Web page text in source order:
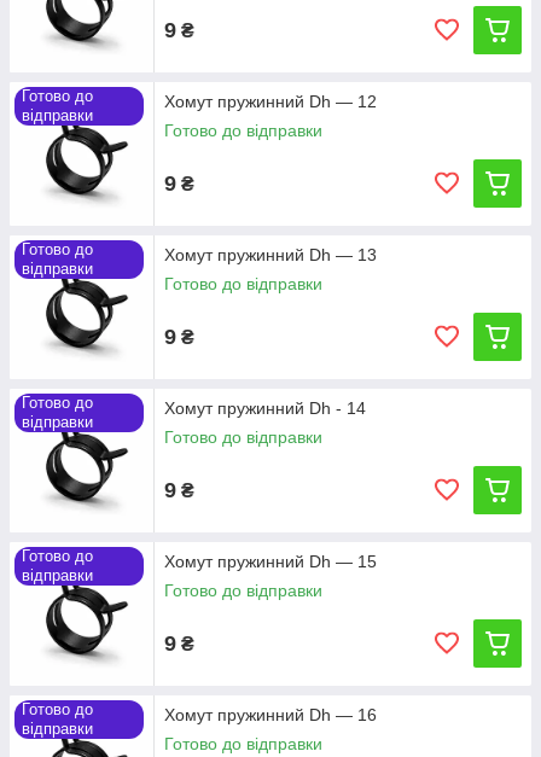
9 ₴
Готово до
відправки
Хомут пружинний Dh — 12
Готово до відправки
9 ₴
Готово до
відправки
Хомут пружинний Dh — 13
Готово до відправки
9 ₴
Готово до
відправки
Хомут пружинний Dh - 14
Готово до відправки
9 ₴
Готово до
відправки
Хомут пружинний Dh — 15
Готово до відправки
9 ₴
Готово до
відправки
Хомут пружинний Dh — 16
Готово до відправки